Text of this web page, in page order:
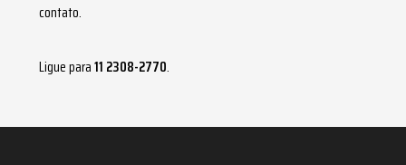
contato.
Ligue para11 2308-2770.